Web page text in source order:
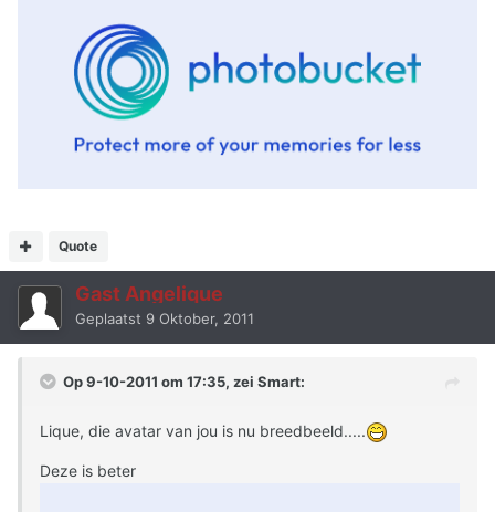
Quote
Gast Angelique
Geplaatst 9 Oktober, 2011
Op 9-10-2011 om 17:35, zei Smart:
Lique, die avatar van jou is nu breedbeeld.....
Deze is beter